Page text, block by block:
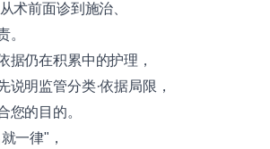
术前面诊到施治、
。
据仍在积累中的护理，
说明监管分类·依据局限，
您的目的。
一律"，